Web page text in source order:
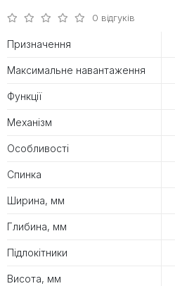
0 відгуків
Призначення
Максимальне навантаження
Функції
Механізм
Особливості
Спинка
Ширина, мм
Глибина, мм
Підлокітники
Висота, мм